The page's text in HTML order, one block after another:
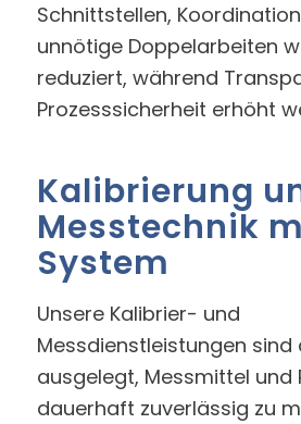
Schnittstellen,
unnötige Doppelarbeiten
reduziert, während
Prozesssicherheit erhöht
Kalibrierung
Messtechnik
System
Unsere Kalibrier- und
Messdienstleistungen sind
ausgelegt, Messmittel und
dauerhaft zuverlässig zu